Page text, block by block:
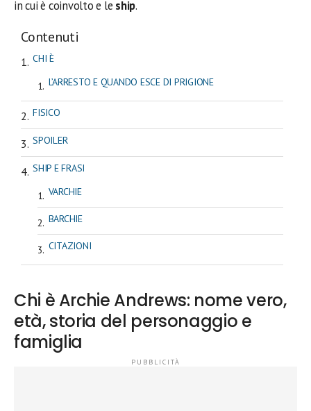
in cui è coinvolto e le ship.
Contenuti
CHI È
L’ARRESTO E QUANDO ESCE DI PRIGIONE
FISICO
SPOILER
SHIP E FRASI
VARCHIE
BARCHIE
CITAZIONI
Chi è Archie Andrews: nome vero,
età, storia del personaggio e
famiglia